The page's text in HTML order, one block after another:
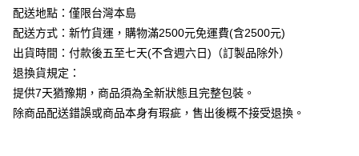
配送地點：僅限台灣本島
配送方式：新竹貨運，購物滿2500元免運費(含2500元)
出貨時間：付款後五至七天(不含週六日)（訂製品除外）
退換貨規定：
提供7天猶豫期，商品須為全新狀態且完整包裝。
除商品配送錯誤或商品本身有瑕疵，售出後概不接受退換。